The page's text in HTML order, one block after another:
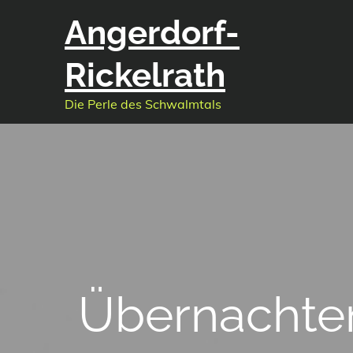
Angerdorf-
Rickelrath
Die Perle des Schwalmtals